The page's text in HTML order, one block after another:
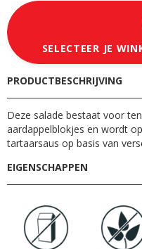
SELECTEER JE
PRODUCTBESCHRIJVING
Deze salade bestaat voor
aardappelblokjes en wordt
tartaarsaus op basis van
EIGENSCHAPPEN